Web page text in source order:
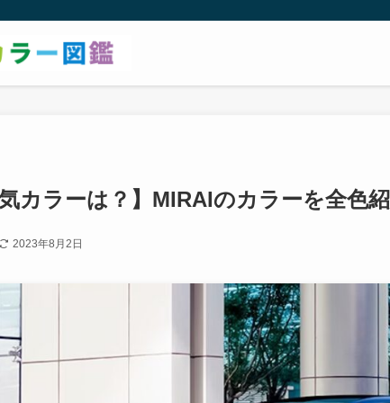
気カラーは？】MIRAIのカラーを全色紹
2023年8月2日